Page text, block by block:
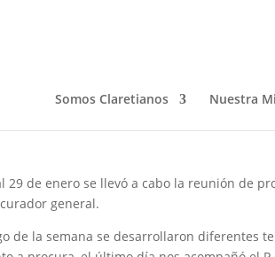
Somos Claretianos Nuestra
DE
29 de enero se llevó a cabo la reunión de
general.
de la semana se desarrollaron diferentes